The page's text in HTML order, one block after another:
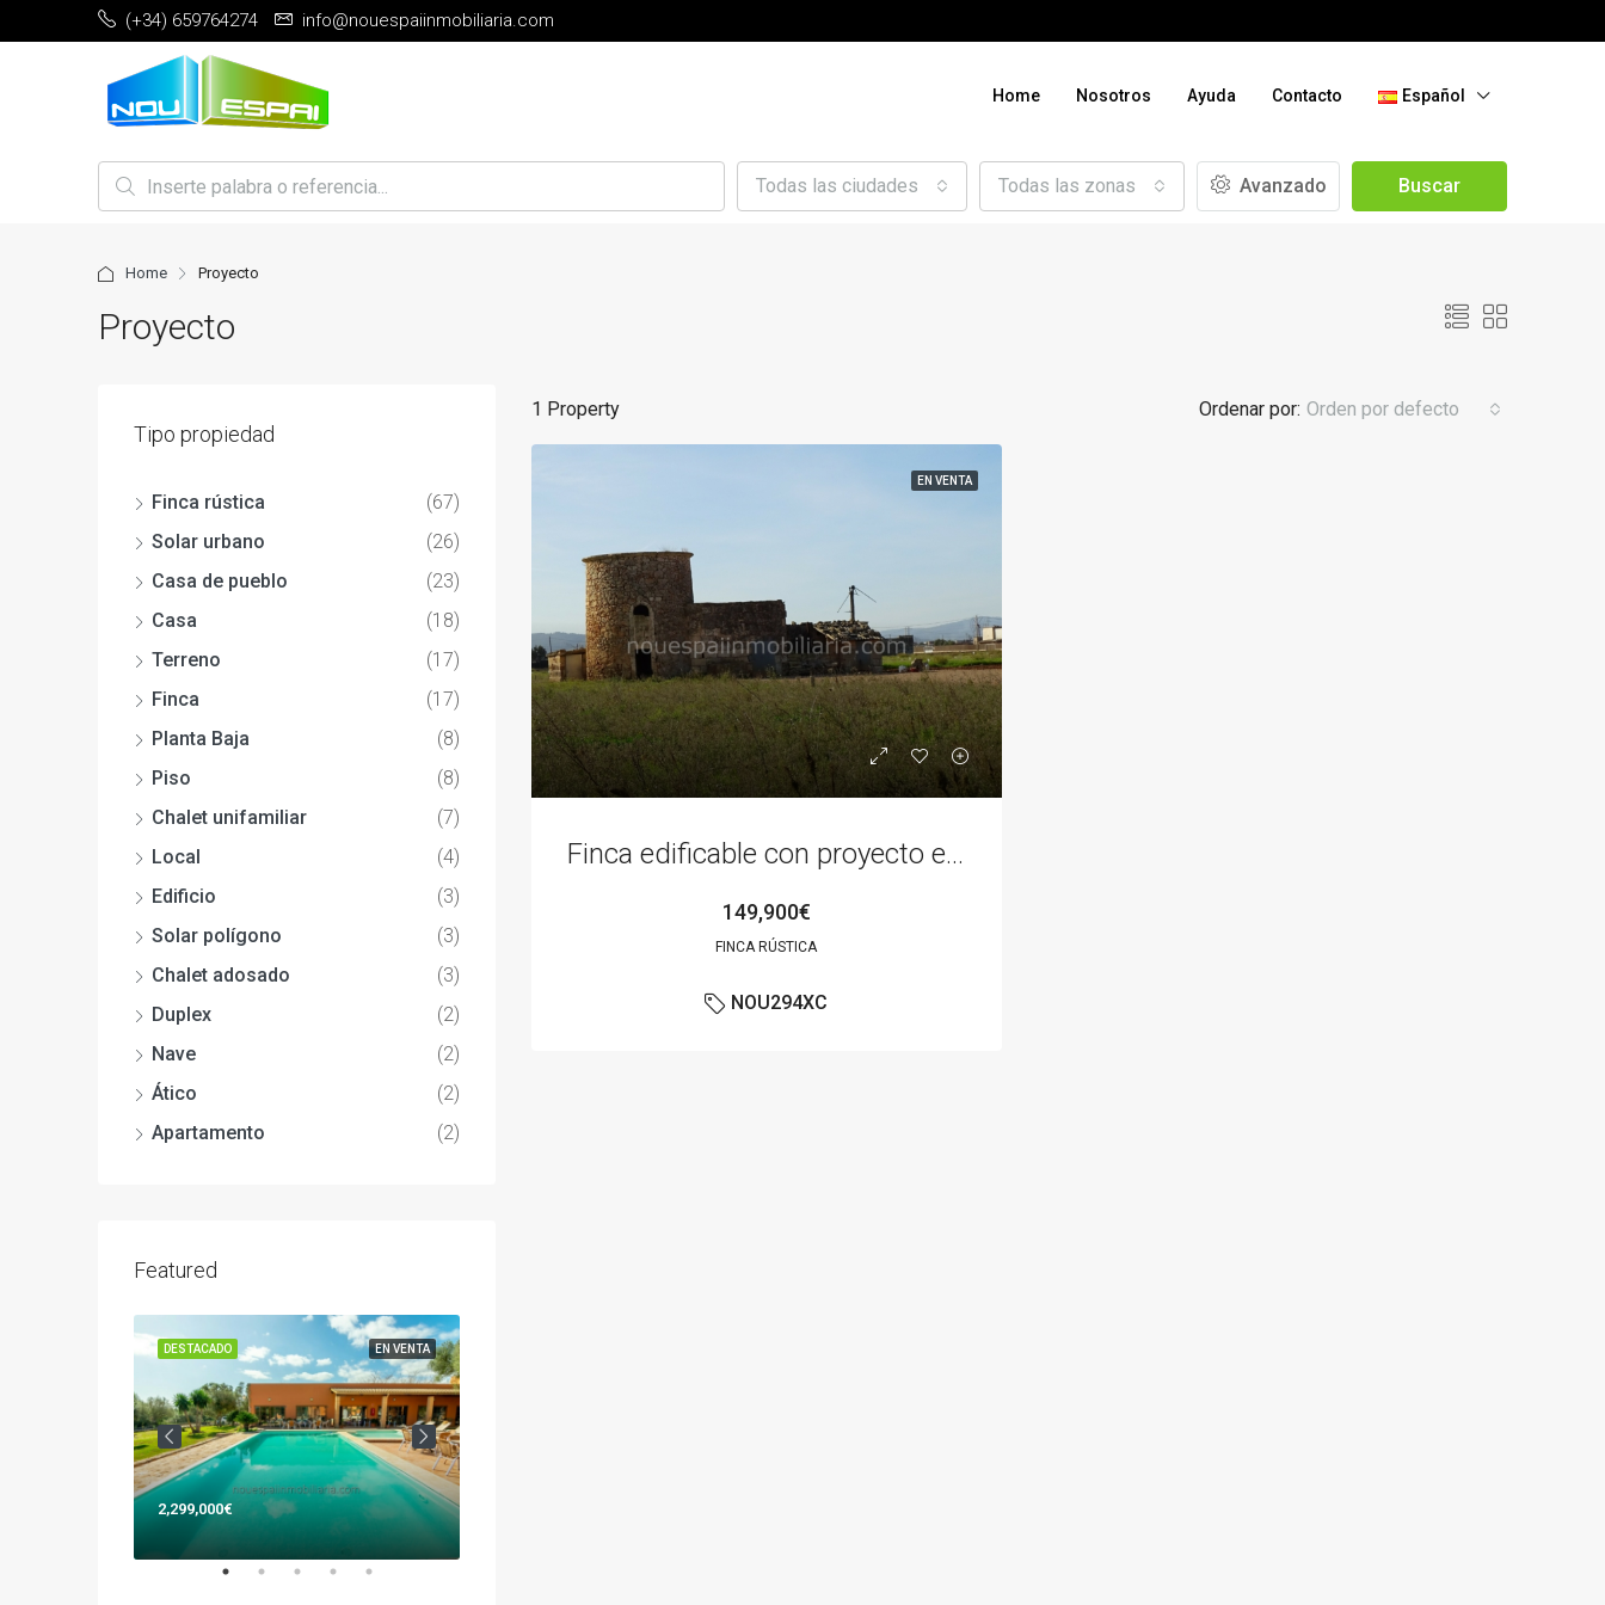
(+34) 659764274 info@nouespaiinmobiliaria.com
Home Nosotros Ayuda Contacto Español
Todas las ciudades Todas las zonas Avanzado Buscar
Home Proyecto
Proyecto
1 Property Ordenar por: Orden por defecto
EN VENTA
Finca edificable con proyecto en Sa Pobla
149,900€
FINCA RÚSTICA
NOU294XC
Tipo propiedad
Finca rústica
(67)
Solar urbano
(26)
Casa de pueblo
(23)
Casa
(18)
Terreno
(17)
Finca
(17)
Planta Baja
(8)
Piso
(8)
Chalet unifamiliar
(7)
Local
(4)
Edificio
(3)
Solar polígono
(3)
Chalet adosado
(3)
Duplex
(2)
Nave
(2)
Ático
(2)
Apartamento
(2)
Featured
EN VENTA
DESTACADO
2,299,000€